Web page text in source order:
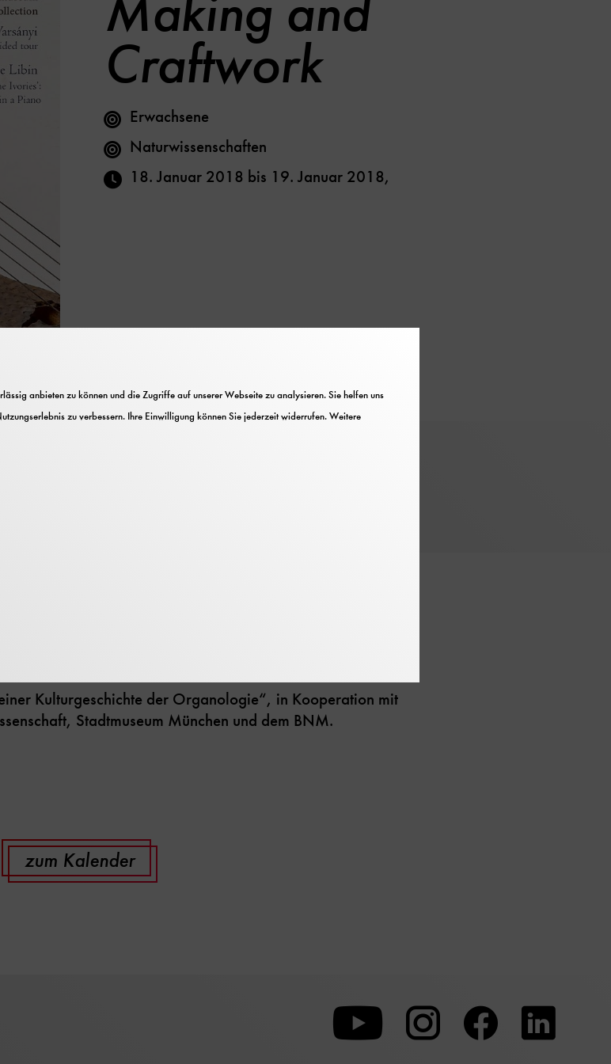
Craftwork
Erwachsene
Naturwissenschaften
18. Januar 2018 bis 19. Januar 2018,
Nationalmuseum
Kulturgeschichte der Organologie“, in Kooperation mit
Stadtmuseum München und dem BNM.
zum Kalender
Zu
unserer
Zu
unserer
Zu
unserer
anbieten zu können und die Zugriffe auf unserer Webseite zu analysieren. Sie helfen uns
zu verbessern. Ihre Einwilligung können Sie jederzeit widerrufen. Weitere